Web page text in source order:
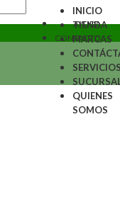
AYUDA
CONTACTO
INICIO
TIENDA
MARCAS
QUIENES
SOMOS